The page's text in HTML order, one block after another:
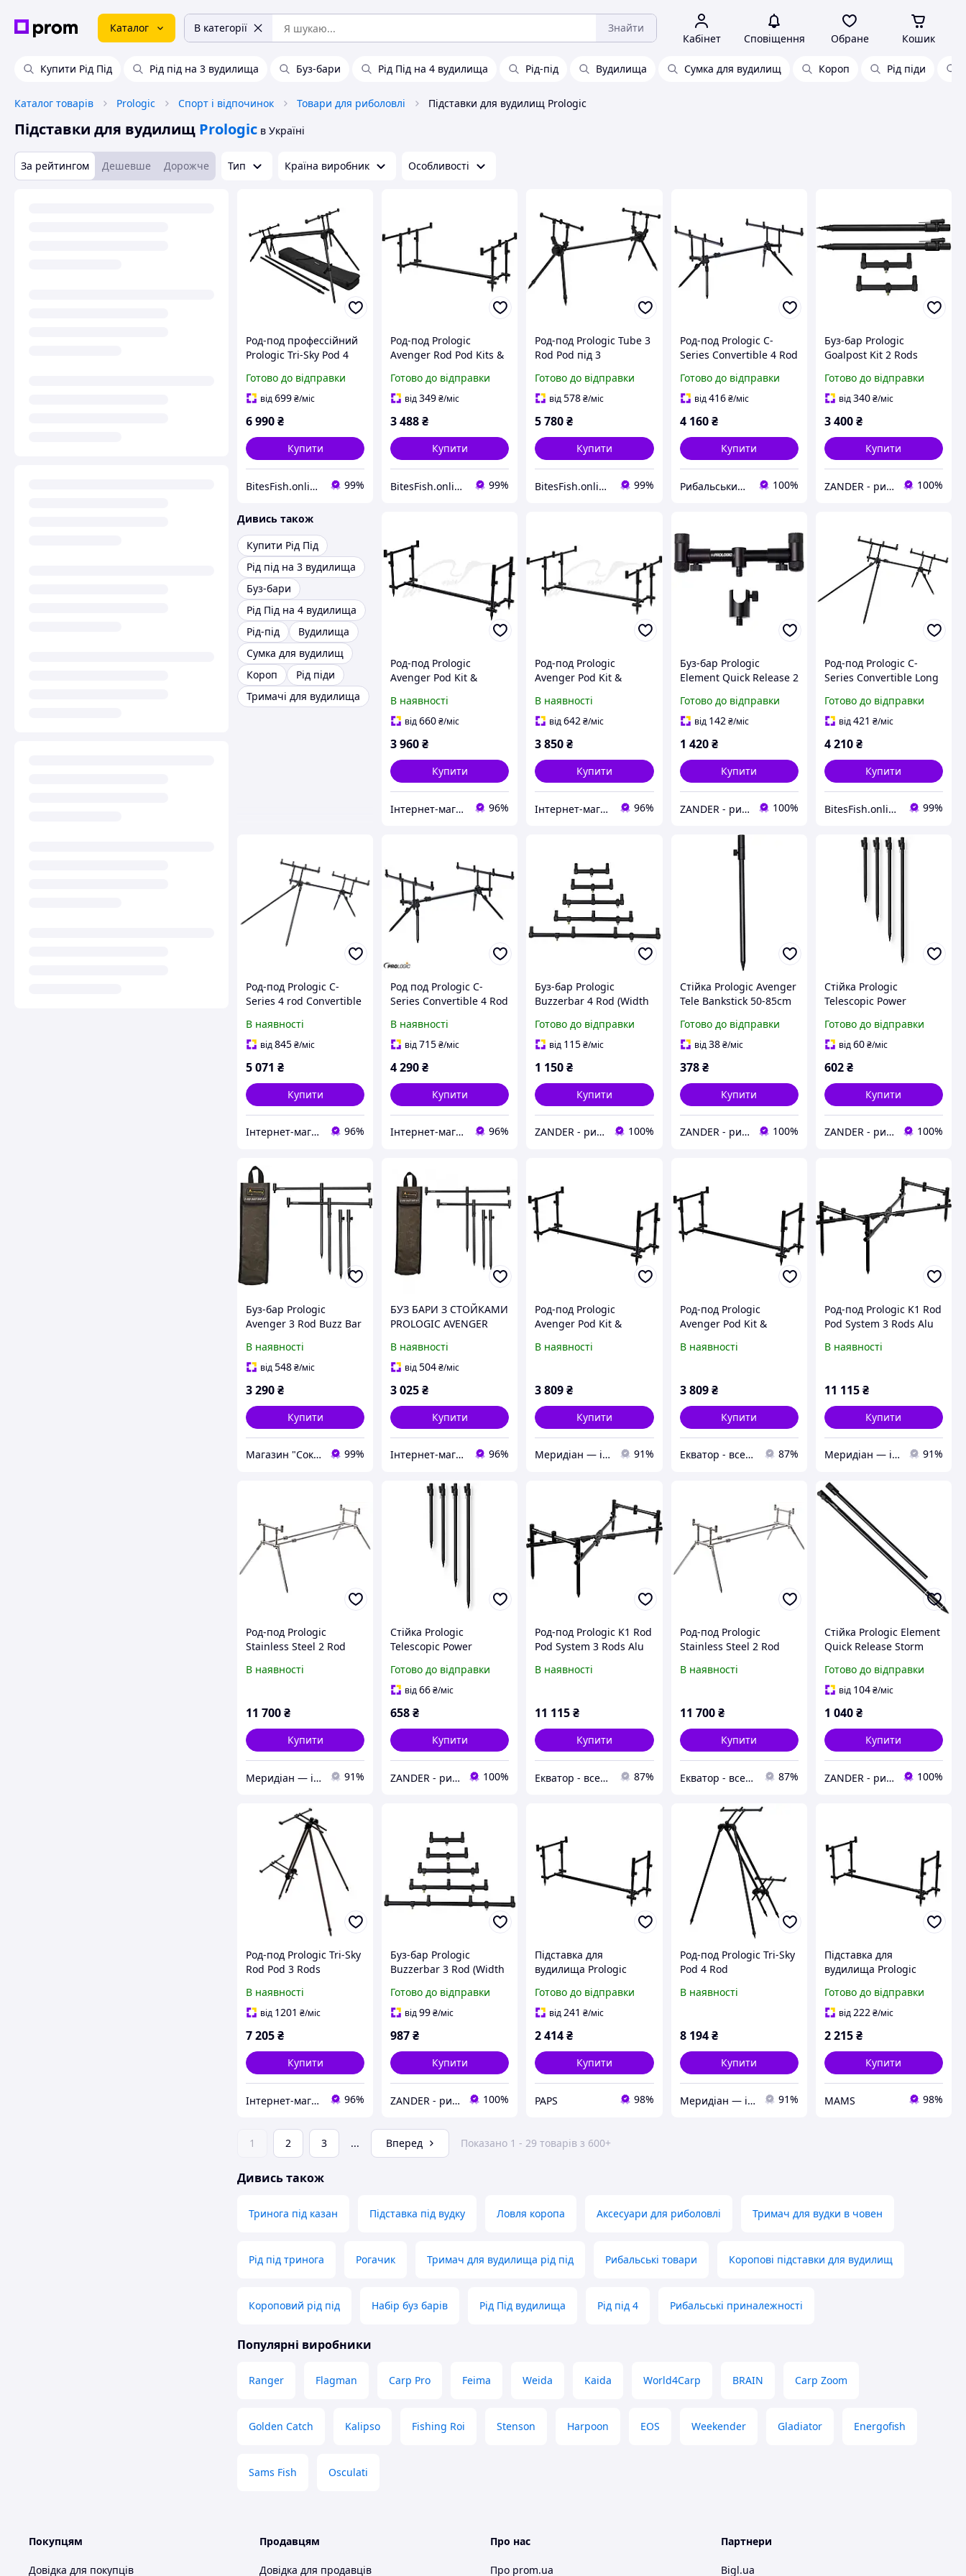
Каталог В категорії Знайти
Кабінет Сповіщення Обране Кошик
Купити Рід Під Рід під на 3 вудилища Буз-бари Рід Під на 4 вудилища Рід-під Вудилища Сумка для вудилищ Короп Рід піди
Каталог товарів Prologic Спорт і відпочинок Товари для риболовлі Підставки для вудилищ Prologic
Підставки для вудилищ Prologic в Україні
За рейтингом Дешевше Дорожче Тип Країна виробник Особливості
Род-под профессійний
Prologic Tri-Sky Pod 4
Готово до відправки
від699₴/міс
6 990₴
Купити
BitesFish.online 99%
Род-под Prologic
Avenger Rod Pod Kits &
вудочки
Готово до відправки
від349₴/міс
3 488₴
Купити
BitesFish.online 99%
Род-под Prologic Tube 3
Rod Pod під 3
Готово до відправки
від578₴/міс
5 780₴
Купити
BitesFish.online 99%
Род-под Prologic C-
Series Convertible 4 Rod
Готово до відправки
від416 ₴/міс
4 160 ₴
Купити
Рибальський магазин "MasterCarp" 100%
Буз-бар Prologic
Goalpost Kit 2 Rods
40-60cm)
Готово до відправки
від340₴/міс
3 400₴
Купити
ZANDER - рибальський інтернет-магазин 100%
Дивись також
Купити Рід Під
Рід під на 3 вудилища
Буз-бари
Рід Під на 4 вудилища
Рід-під
Вудилища
Сумка для вудилищ
Короп
Рід піди
Тримачі для вудилища
Род-под Prologic
Avenger Pod Kit &
В наявності
від660₴/міс
3 960₴
Купити
Інтернет-магазин Modern Fishing 96%
Род-под Prologic
Avenger Pod Kit &
В наявності
від642₴/міс
3 850₴
Купити
Інтернет-магазин Modern Fishing 96%
Буз-бар Prologic
Element Quick Release 2
Готово до відправки
від 142 ₴/міс
1 420 ₴
Купити
ZANDER - рибальський інтернет-магазин 100%
Род-под Prologic C-
Series Convertible Long
Готово до відправки
від421 ₴/міс
4 210₴
Купити
BitesFish.online 99%
Род-под Prologic C-
Series 4 rod Convertible
В наявності
від845₴/міс
5 071 ₴
Купити
Інтернет-магазин Modern Fishing 96%
Род под Prologic C-
Series Convertible 4 Rod
В наявності
від715₴/міс
4 290₴
Купити
Інтернет-магазин Modern Fishing 96%
Буз-бар Prologic
Buzzerbar 4 Rod (Width
Готово до відправки
від 115₴/міс
1 150₴
Купити
ZANDER - рибальський інтернет-магазин 100%
Стійка Prologic Avenger
Tele Bankstick 50-85cm
Готово до відправки
від38 ₴/міс
378 ₴
Купити
ZANDER - рибальський інтернет-магазин 100%
Стійка Prologic
Telescopic Power
Готово до відправки
від60₴/міс
602₴
Купити
ZANDER - рибальський інтернет-магазин 100%
Буз-бар Prologic
Avenger 3 Rod Buzz Bar
0.537kg (00-00017473)
В наявності
від548₴/міс
3 290₴
Купити
Магазин "Сокол". Зброя та рибальство. 99%
БУЗ БАРИ З СТОЙКАМИ
PROLOGIC AVENGER
20-34CM
В наявності
від504₴/міс
3 025₴
Купити
Інтернет-магазин Modern Fishing 96%
Род-под Prologic
Avenger Pod Kit &
В наявності
3 809₴
Купити
Меридіан — інтернет-магазин одягу та спорядження для туризму, кемпінгу та риболовлі 91%
Род-под Prologic
Avenger Pod Kit &
В наявності
3 809 ₴
Купити
Екватор - все для риболовлі, туризму та активного відпочинку 87%
Род-под Prologic K1 Rod
Pod System 3 Rods Alu
В наявності
11 115₴
Купити
Меридіан — інтернет-магазин одягу та спорядження для туризму, кемпінгу та риболовлі 91%
Род-под Prologic
Stainless Steel 2 Rod
В наявності
11 700₴
Купити
Меридіан — інтернет-магазин одягу та спорядження для туризму, кемпінгу та риболовлі 91%
Стійка Prologic
Telescopic Power
Готово до відправки
від66₴/міс
658₴
Купити
ZANDER - рибальський інтернет-магазин 100%
Род-под Prologic K1 Rod
Pod System 3 Rods Alu
В наявності
11 115₴
Купити
Екватор - все для риболовлі, туризму та активного відпочинку 87%
Род-под Prologic
Stainless Steel 2 Rod
В наявності
11 700 ₴
Купити
Екватор - все для риболовлі, туризму та активного відпочинку 87%
Стійка Prologic Element
Quick Release Storm
Готово до відправки
від 104₴/міс
1 040₴
Купити
ZANDER - рибальський інтернет-магазин 100%
Род-под Prologic Tri-Sky
Rod Pod 3 Rods
В наявності
від 1201 ₴/міс
7 205₴
Купити
Інтернет-магазин Modern Fishing 96%
Буз-бар Prologic
Buzzerbar 3 Rod (Width
Готово до відправки
від99₴/міс
987₴
Купити
ZANDER - рибальський інтернет-магазин 100%
Підставка для
вудилища Prologic
Carrycase 2 Rod
(1846.19.48) o
Готово до відправки
від241 ₴/міс
2 414₴
Купити
PAPS 98%
Род-под Prologic Tri-Sky
Pod 4 Rod
В наявності
8 194 ₴
Купити
Меридіан — інтернет-магазин одягу та спорядження для туризму, кемпінгу та риболовлі 91%
Підставка для
вудилища Prologic
Carrycase 2 Rod
(1846.19.48) (g673609)
Готово до відправки
від222₴/міс
2 215₴
Купити
MAMS 98%
1 2 3 ... Вперед Показано 1 - 29 товарів з 600+
Дивись також
Тринога під казан Підставка під вудку Ловля коропа Аксесуари для риболовлі Тримач для вудки в човен
Рід під тринога Рогачик Тримач для вудилища рід під Рибальські товари Коропові підставки для вудилищ
Короповий рід під Набір буз барів Рід Під вудилища Рід під 4 Рибальські приналежності
Популярні виробники
Ranger Flagman Carp Pro Feima Weida Kaida World4Carp BRAIN Carp Zoom
Golden Catch Kalipso Fishing Roi Stenson Harpoon EOS Weekender Gladiator Energofish
Sams Fish Osculati
Покупцям
Довідка для покупців
Продавцям
Довідка для продавців
Про нас
Про prom.ua
Партнери
Bigl.ua